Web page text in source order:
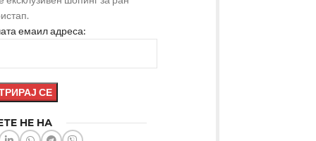
емаил адреса:
НЕ НА